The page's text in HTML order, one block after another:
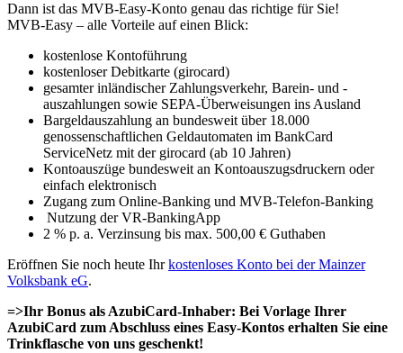
Dann ist das MVB-Easy-Konto genau das richtige für Sie!
MVB-Easy – alle Vorteile auf einen Blick:
kostenlose Kontoführung
kostenloser Debitkarte (girocard)
gesamter inländischer Zahlungsverkehr, Barein- und -
auszahlungen sowie SEPA-Überweisungen ins Ausland
Bargeldauszahlung an bundesweit über 18.000
genossenschaftlichen Geldautomaten im BankCard
ServiceNetz mit der girocard (ab 10 Jahren)
Kontoauszüge bundesweit an Kontoauszugsdruckern oder
einfach elektronisch
Zugang zum Online-Banking und MVB-Telefon-Banking
Nutzung der VR-BankingApp
2 % p. a. Verzinsung bis max. 500,00 € Guthaben
Eröffnen Sie noch heute Ihrkostenloses Konto bei der Mainzer
Volksbank eG.
=>Ihr Bonus als AzubiCard-Inhaber: Bei Vorlage Ihrer
AzubiCard zum Abschluss eines Easy-Kontos erhalten Sie eine
Trinkflasche von uns geschenkt!